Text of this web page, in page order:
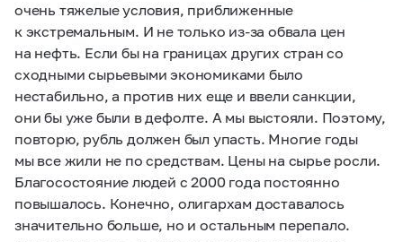
очень тяжелые условия, приближенные
к экстремальным. И не только из-за обвала цен
на нефть. Если бы на границах других стран со
сходными сырьевыми экономиками было
нестабильно, а против них еще и ввели санкции,
они бы уже были в дефолте. А мы выстояли. Поэтому,
повторю, рубль должен был упасть. Многие годы
мы все жили не по средствам. Цены на сырье росли.
Благосостояние людей с 2000 года постоянно
повышалось. Конечно, олигархам доставалось
значительно больше, но и остальным перепало.